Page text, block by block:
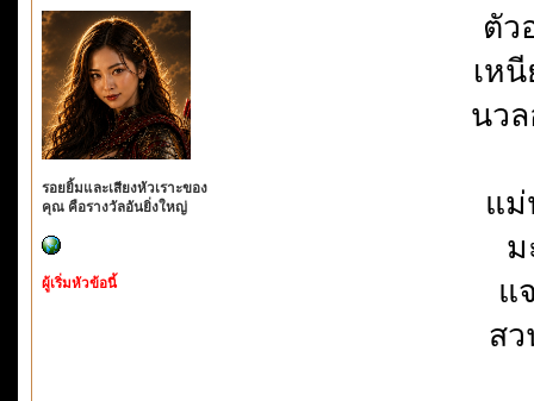
รอยยิ้มและเสียงหัวเราะของ
คุณ คือรางวัลอันยิ่งใหญ่
ผู้เริ่มหัวข้อนี้
ตัว
เห
นว
แม่
ม
แ
ส